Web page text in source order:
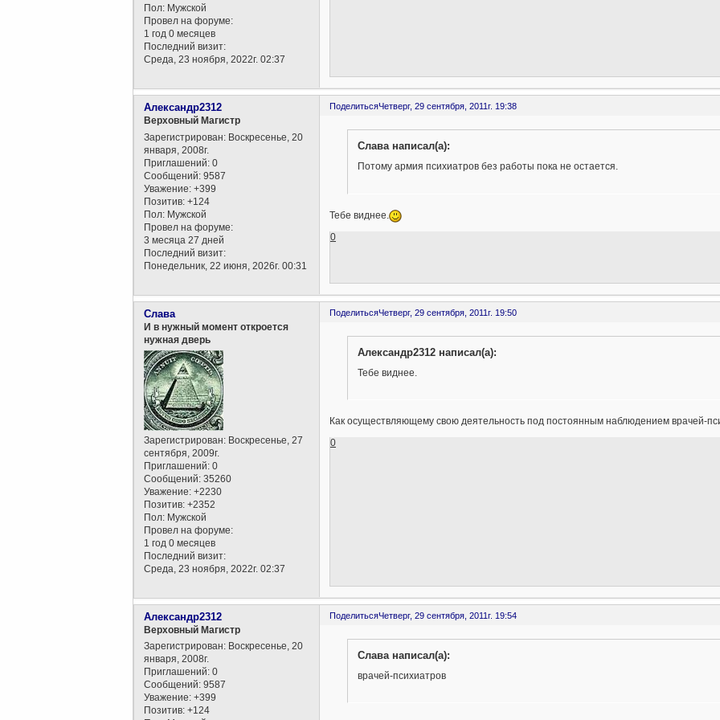
Пол: Мужской
Провел на форуме:
1 год 0 месяцев
Последний визит:
Среда, 23 ноября, 2022г. 02:37
ПоделитьсяЧетверг, 29 сентября, 2011г. 19:38
Александр2312
Верховный Магистр
Зарегистрирован: Воскресенье, 20
января, 2008г.
Приглашений: 0
Сообщений: 9587
Уважение: +399
Позитив: +124
Пол: Мужской
Провел на форуме:
3 месяца 27 дней
Последний визит:
Понедельник, 22 июня, 2026г. 00:31
Слава написал(а):
Потому армия психиатров без работы пока не остается.
Тебе виднее.
0
ПоделитьсяЧетверг, 29 сентября, 2011г. 19:50
Слава
И в нужный момент откроется
нужная дверь
Зарегистрирован: Воскресенье, 27
сентября, 2009г.
Приглашений: 0
Сообщений: 35260
Уважение: +2230
Позитив: +2352
Пол: Мужской
Провел на форуме:
1 год 0 месяцев
Последний визит:
Среда, 23 ноября, 2022г. 02:37
Александр2312 написал(а):
Тебе виднее.
Как осуществляющему свою деятельность под постоянным наблюдением врачей-
0
ПоделитьсяЧетверг, 29 сентября, 2011г. 19:54
Александр2312
Верховный Магистр
Зарегистрирован: Воскресенье, 20
января, 2008г.
Приглашений: 0
Сообщений: 9587
Уважение: +399
Позитив: +124
Слава написал(а):
врачей-психиатров